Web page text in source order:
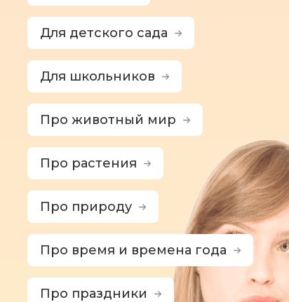
Для детского сада
Для школьников
Про животный мир
Про растения
Про природу
Про время и времена года
Про праздники